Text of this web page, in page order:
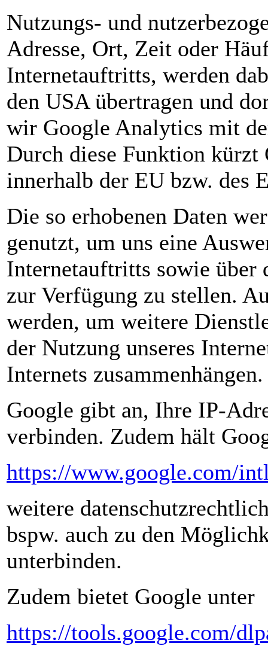
Nutzungs- und
Adresse, Ort, Zeit oder
Internetauftritts, werden
den USA übertragen und
wir Google Analytics mit
Durch diese Funktion kürzt
innerhalb der EU bzw. des
Die so erhobenen Daten
genutzt, um uns eine
Internetauftritts sowie über
zur Verfügung zu stellen.
werden, um weitere
der Nutzung unseres
Internets zusammenhängen.
Google gibt an, Ihre IP-
verbinden. Zudem hält
https://www.google.com/
weitere
bspw. auch zu den
unterbinden.
Zudem bietet Google unter
https://tools.google.com/